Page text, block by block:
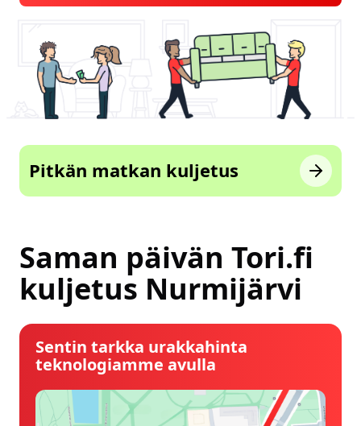
Pitkän matkan kuljetus
Saman päivän Tori.fi
kuljetus Nurmijärvi
Sentin tarkka urakkahinta
teknologiamme avulla